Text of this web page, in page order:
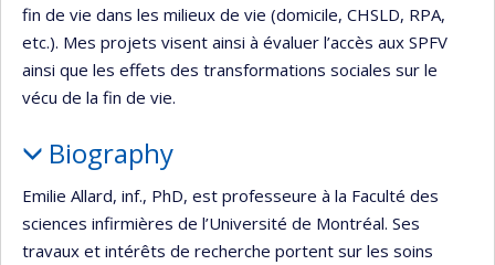
fin de vie dans les milieux de vie (domicile, CHSLD, RPA,
etc.). Mes projets visent ainsi à évaluer l’accès aux SPFV
ainsi que les effets des transformations sociales sur le
vécu de la fin de vie.
Biography
Emilie Allard, inf., PhD, est professeure à la Faculté des
sciences infirmières de l’Université de Montréal. Ses
travaux et intérêts de recherche portent sur les soins